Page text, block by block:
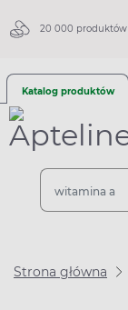
20 000 produktów
Katalog produktów
Strona główna